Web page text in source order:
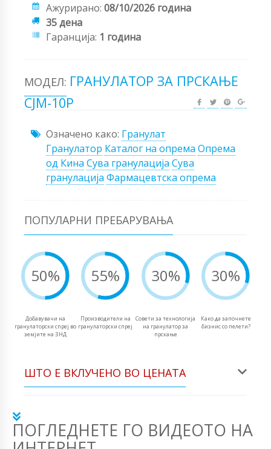
Ажурирано: 08/10/2026 година
35 дена
Гаранција: 1 година
МОДЕЛ: ГРАНУЛАТОР ЗА ПРСКАЊЕ
CJM-10P
Означено како: Гранулат
Гранулатор Каталог на опрема Опрема
од Кина Сува гранулација Сува
гранулација Фармацевтска опрема
ПОПУЛАРНИ ПРЕБАРУВАЊА
50%
Добавувачи на
гранулаторски спреј во
земјите на ЗНД
55%
Производители на
гранулаторски спреј
30%
Совети за технологија
на гранулатор за
прскање
30%
Како да започнете
бизнис со пелети?
ШТО Е ВКЛУЧЕНО ВО ЦЕНАТА
ПОГЛЕДНЕТЕ ГО ВИДЕОТО НА